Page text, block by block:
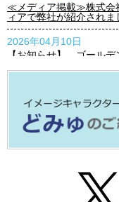
≪メディア掲載≫株式会
ィアで弊社が紹介されま
2026年04月10日
【お知らせ】 ゴールデ
【お知らせ】3月25日(
2026年01月09日
≪メディア掲載≫株式会
紹介されました！
2026年01月05日
【お知らせ】新年のご挨